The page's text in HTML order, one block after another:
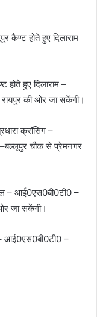
कैण्ट होते हुए दिलाराम
होते हुए दिलाराम –
रायपुर की ओर जा सकेंगी।
क्रॉसिंग –
–बल्लूपुर चौक से प्रेमनगर
– आई0एस0बी0टी0 –
जा सकेंगी।
आई0एस0बी0टी0 –